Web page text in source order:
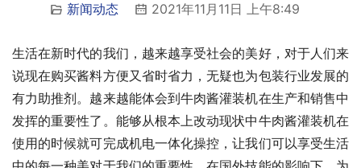
新闻动态 2021年11月11日 上午8:49
生活在新时代的我们，越来越享受社会的美好，对于人们来
说现在购买酱料方便又省时省力，无疑也为包装行业发展的
有力助推剂。越来越能体会到牛肉酱灌装机在生产和销售中
发挥的重要性了。能够从根本上改动现状中牛肉酱灌装机在
使用的时候就可完成机电一体化操控，让我们可以享受生活